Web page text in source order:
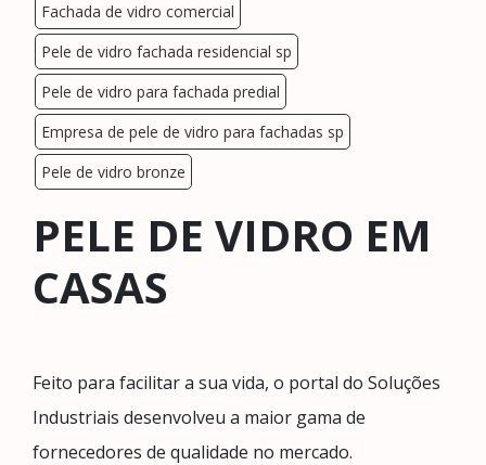
Fachada de vidro comercial
Pele de vidro fachada residencial sp
Pele de vidro para fachada predial
Empresa de pele de vidro para fachadas sp
Pele de vidro bronze
PELE DE VIDRO EM
CASAS
Feito para facilitar a sua vida, o portal do Soluções
Industriais desenvolveu a maior gama de
fornecedores de qualidade no mercado.